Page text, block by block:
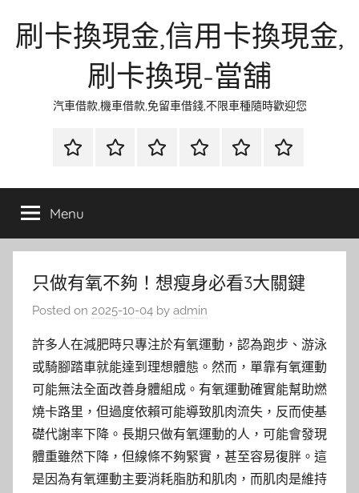
刷卡換現金,信用卡換現金,
刷卡換現-當舖
汽車借款,機車借款,免留車借錢,不限車種隨時歡迎您
首
當
金
網
資
流
時
環
清
聯
徵
Menu
只做有氧不夠！想瘦身必看3大關鍵
Posted on 2025-10-04 by admin
許多人在減肥時只專注於有氧運動，認為跑步、游泳
或騎腳踏車就能達到理想體態。然而，單靠有氧運動
可能無法全面改善身體組成。有氧運動確實能幫助燃
燒卡路里，但過度依賴可能導致肌肉流失，反而使基
礎代謝率下降。長期只做有氧運動的人，可能會發現
體重雖然下降，但線條不夠緊實，甚至容易復胖。這
是因為有氧運動主要消耗脂肪和肌肉，而肌肉是維持